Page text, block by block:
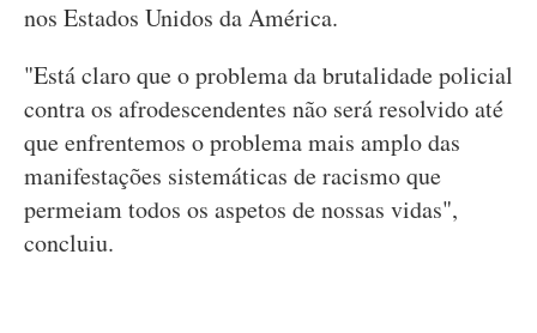
nos Estados Unidos da América.
"Está claro que o problema da brutalidade policial
contra os afrodescendentes não será resolvido até
que enfrentemos o problema mais amplo das
manifestações sistemáticas de racismo que
permeiam todos os aspetos de nossas vidas",
concluiu.